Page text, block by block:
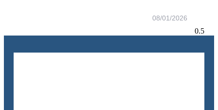
08/01/2026